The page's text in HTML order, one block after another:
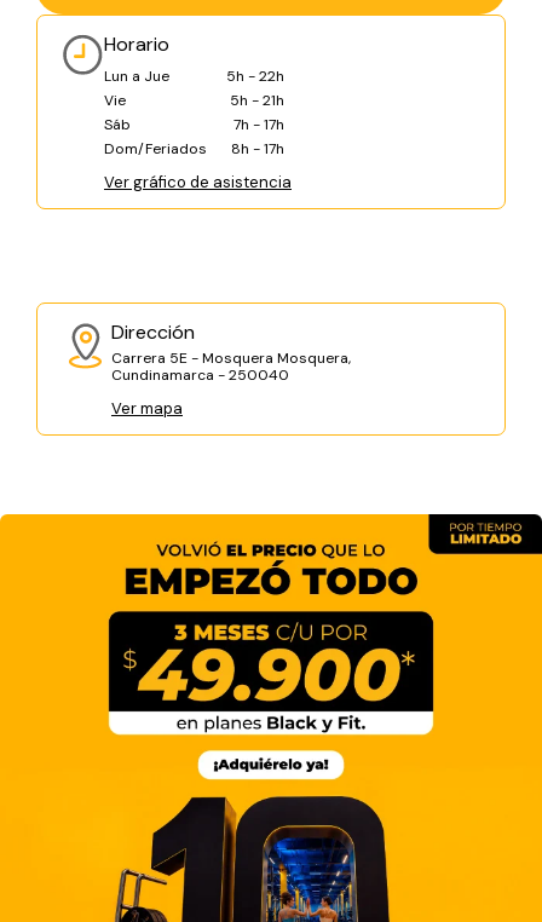
Horario
Lun a Jue
5h - 22h
Vie
5h - 21h
Sáb
7h - 17h
Dom/Feriados
8h - 17h
Ver gráfico de asistencia
Dirección
Carrera 5E - Mosquera Mosquera,
Cundinamarca - 250040
Ver mapa